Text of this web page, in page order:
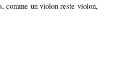
comme un violon reste violon,